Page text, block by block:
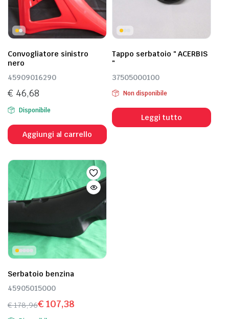
Convogliatore sinistro
nero
45909016290
€ 46,68
Disponibile
Aggiungi al carrello
Tappo serbatoio " ACERBIS
"
37505000100
Non disponibile
Leggi tutto
Serbatoio benzina
45905015000
€178,96
Il
€107,38
Il